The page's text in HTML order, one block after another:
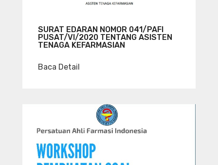
SURAT EDARAN NOMOR 041/PAFI
PUSAT/VI/2020 TENTANG ASISTEN
TENAGA KEFARMASIAN
Baca Detail